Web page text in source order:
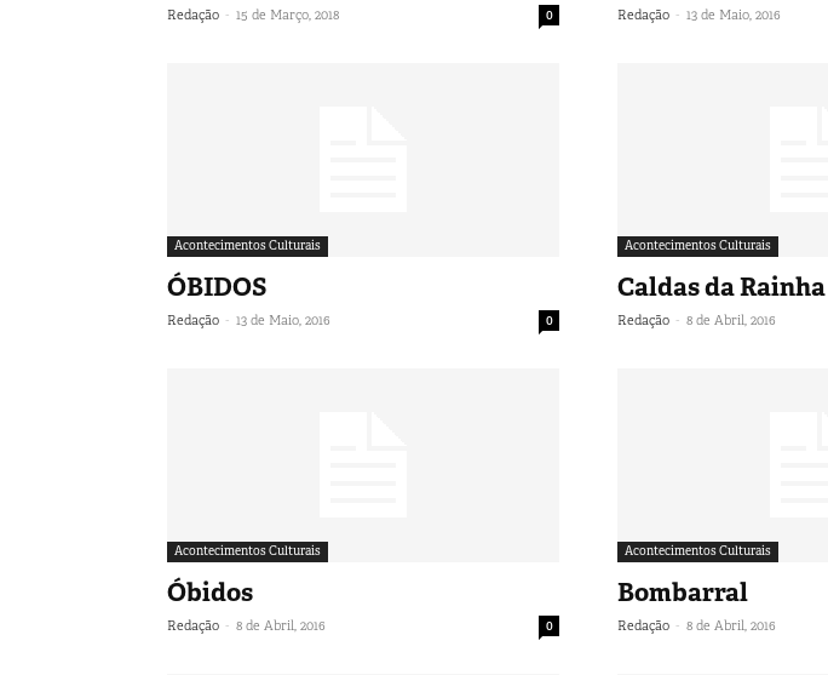
Redação - 15 de Março, 2018 0 Redação - 13 de Maio, 2016
Acontecimentos Culturais
ÓBIDOS
Redação - 13 de Maio, 2016 0
Acontecimentos Culturais
Caldas da Rainha
Redação - 8 de Abril, 2016
Acontecimentos Culturais
Óbidos
Redação - 8 de Abril, 2016 0
Acontecimentos Culturais
Bombarral
Redação - 8 de Abril, 2016